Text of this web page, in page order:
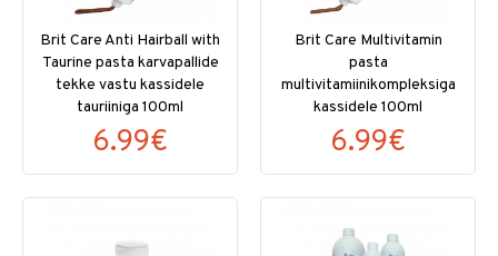
Brit Care Anti Hairball with
Taurine pasta karvapallide
tekke vastu kassidele
tauriiniga 100ml
6.99€
Brit Care Multivitamin
pasta
multivitamiinikompleksiga
kassidele 100ml
6.99€